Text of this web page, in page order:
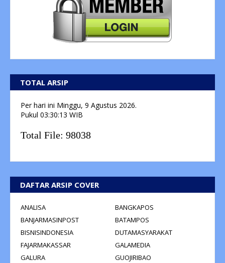
TOTAL ARSIP
Per hari ini Minggu, 9 Agustus 2026.
Pukul 03:30:13 WIB
Total File: 98038
DAFTAR ARSIP COVER
ANALISA
BANGKAPOS
BANJARMASINPOST
BATAMPOS
BISNISINDONESIA
DUTAMASYARAKAT
FAJARMAKASSAR
GALAMEDIA
GALURA
GUOJIRIBAO